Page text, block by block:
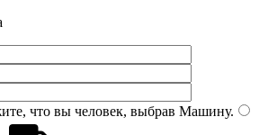
что вы человек, выбрав Машину.